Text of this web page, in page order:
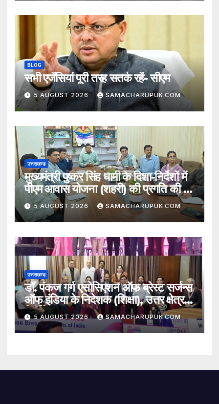
BLOG
सभी एजेंसियां पूरी तरह सतर्क रहें- सीएम
5 AUGUST 2026 SAMACHARUPUK.COM
उत्तराखण्ड
मुख्यमंत्री पुष्कर सिंह धामी के दिशा-निर्देशों में
पीएम आवास योजना (शहरी) की प्रगति की हुई
समीक्षा
5 AUGUST 2026 SAMACHARUPUK.COM
उत्तराखण्ड
डॉ. पंकज गर्ग एसोसिएशन ऑफ ब्रेस्ट सर्जन्स
ऑफ इंडिया के निदेशक (शिक्षा), उत्तर क्षेत्र
निर्वाचित
5 AUGUST 2026 SAMACHARUPUK.COM